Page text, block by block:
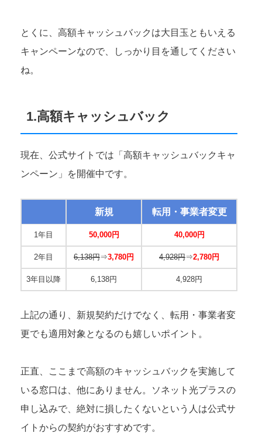
とくに、高額キャッシュバックは大目玉ともいえる
キャンペーンなので、しっかり目を通してください
ね。
1.高額キャッシュバック
現在、公式サイトでは「高額キャッシュバックキャ
ンペーン」を開催中です。
新規 転用・事業者変更
1年目 50,000円 40,000円
2年目 6,138円⇒3,780円 4,928円⇒2,780円
3年目以降 6,138円 4,928円
上記の通り、新規契約だけでなく、転用・事業者変
更でも適用対象となるのも嬉しいポイント。
正直、ここまで高額のキャッシュバックを実施して
いる窓口は、他にありません。ソネット光プラスの
申し込みで、絶対に損したくないという人は公式サ
イトからの契約がおすすめです。